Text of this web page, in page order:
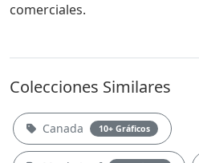
comerciales.
Colecciones Similares
Canada 10+ Gráficos